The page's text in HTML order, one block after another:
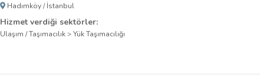
Hadımköy/İstanbul
Hizmet verdiği sektörler:
Ulaşım / Taşımacılık>Yük Taşımacılığı